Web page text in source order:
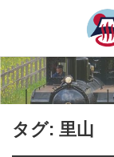
タグ: 里山